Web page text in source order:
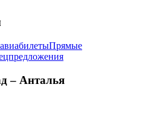
Прямые
– Анталья